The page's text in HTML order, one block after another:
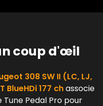
coup d'œil
308 SW II (LC, LJ,
BlueHDi 177 chassocie
Pedal Pro pour